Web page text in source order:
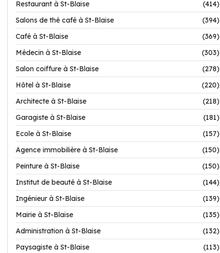
Restaurant à St-Blaise
(414)
Salons de thé café à St-Blaise
(394)
Café à St-Blaise
(369)
Médecin à St-Blaise
(303)
Salon coiffure à St-Blaise
(278)
Hôtel à St-Blaise
(220)
Architecte à St-Blaise
(218)
Garagiste à St-Blaise
(181)
Ecole à St-Blaise
(157)
Agence immobilière à St-Blaise
(150)
Peinture à St-Blaise
(150)
Institut de beauté à St-Blaise
(144)
Ingénieur à St-Blaise
(139)
Mairie à St-Blaise
(135)
Administration à St-Blaise
(132)
Paysagiste à St-Blaise
(113)